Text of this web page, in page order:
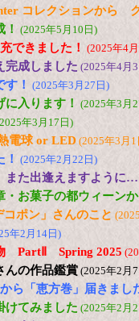
コレクションから
(2025年5月10日)
できました！ (2025年4
完成しました (2025年4月
！ (2025年3月27日)
入ります！ (2025年3月
年3月17日)
電球 or LED (2025年3月1
(2025年2月22日)
また出逢えますように…
・お菓子の都ウィーン
ポン」さんのこと
年2月14日)
PartⅡ Spring 2025
んの作品鑑賞 (2025年2月
ら「恵方巻」届きまし
けてみました (2025年2月